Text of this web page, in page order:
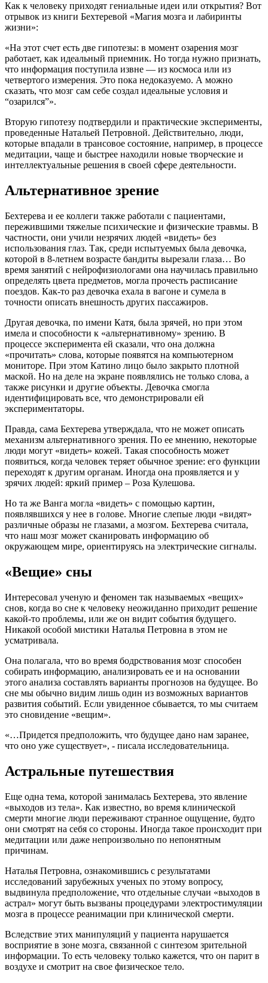
Как к человеку приходят гениальные идеи или открытия? Вот
отрывок из книги Бехтеревой «Магия мозга и лабиринты
жизни»:
«На этот счет есть две гипотезы: в момент озарения мозг
работает, как идеальный приемник. Но тогда нужно признать,
что информация поступила извне — из космоса или из
четвертого измерения. Это пока недоказуемо. А можно
сказать, что мозг сам себе создал идеальные условия и
“озарился”».
Вторую гипотезу подтвердили и практические эксперименты,
проведенные Натальей Петровной. Действительно, люди,
которые впадали в трансовое состояние, например, в процессе
медитации, чаще и быстрее находили новые творческие и
интеллектуальные решения в своей сфере деятельности.
Альтернативное зрение
Бехтерева и ее коллеги также работали с пациентами,
пережившими тяжелые психические и физические травмы. В
частности, они учили незрячих людей «видеть» без
использования глаз. Так, среди испытуемых была девочка,
которой в 8-летнем возрасте бандиты вырезали глаза… Во
время занятий с нейрофизиологами она научилась правильно
определять цвета предметов, могла прочесть расписание
поездов. Как-то раз девочка ехала в вагоне и сумела в
точности описать внешность других пассажиров.
Другая девочка, по имени Катя, была зрячей, но при этом
имела и способности к «альтернативному» зрению. В
процессе эксперимента ей сказали, что она должна
«прочитать» слова, которые появятся на компьютерном
мониторе. При этом Катино лицо было закрыто плотной
маской. Но на деле на экране появлялись не только слова, а
также рисунки и другие объекты. Девочка смогла
идентифицировать все, что демонстрировали ей
экспериментаторы.
Правда, сама Бехтерева утверждала, что не может описать
механизм альтернативного зрения. По ее мнению, некоторые
люди могут «видеть» кожей. Такая способность может
появиться, когда человек теряет обычное зрение: его функции
переходят к другим органам. Иногда она проявляется и у
зрячих людей: яркий пример – Роза Кулешова.
Но та же Ванга могла «видеть» с помощью картин,
появлявшихся у нее в голове. Многие слепые люди «видят»
различные образы не глазами, а мозгом. Бехтерева считала,
что наш мозг может сканировать информацию об
окружающем мире, ориентируясь на электрические сигналы.
«Вещие» сны
Интересовал ученую и феномен так называемых «вещих»
снов, когда во сне к человеку неожиданно приходит решение
какой-то проблемы, или же он видит события будущего.
Никакой особой мистики Наталья Петровна в этом не
усматривала.
Она полагала, что во время бодрствования мозг способен
собирать информацию, анализировать ее и на основании
этого анализа составлять варианты прогнозов на будущее. Во
сне мы обычно видим лишь один из возможных вариантов
развития событий. Если увиденное сбывается, то мы считаем
это сновидение «вещим».
«…Придется предположить, что будущее дано нам заранее,
что оно уже существует», - писала исследовательница.
Астральные путешествия
Еще одна тема, которой занималась Бехтерева, это явление
«выходов из тела». Как известно, во время клинической
смерти многие люди переживают странное ощущение, будто
они смотрят на себя со стороны. Иногда такое происходит при
медитации или даже непроизвольно по непонятным
причинам.
Наталья Петровна, ознакомившись с результатами
исследований зарубежных ученых по этому вопросу,
выдвинула предположение, что отдельные случаи «выходов в
астрал» могут быть вызваны процедурами электростимуляции
мозга в процессе реанимации при клинической смерти.
Вследствие этих манипуляций у пациента нарушается
восприятие в зоне мозга, связанной с синтезом зрительной
информации. То есть человеку только кажется, что он парит в
воздухе и смотрит на свое физическое тело.